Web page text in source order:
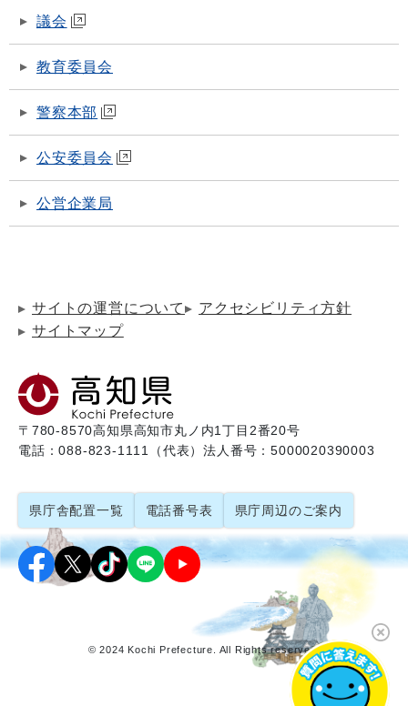
議会
教育委員会
警察本部
公安委員会
公営企業局
サイトの運営について
アクセシビリティ方針
サイトマップ
〒780-8570高知県高知市丸ノ内1丁目2番20号
電話：088-823-1111（代表）法人番号：5000020390003
県庁舎配置一覧 電話番号表 県庁周辺のご案内
© 2024 Kochi Prefecture. All Rights reserved.